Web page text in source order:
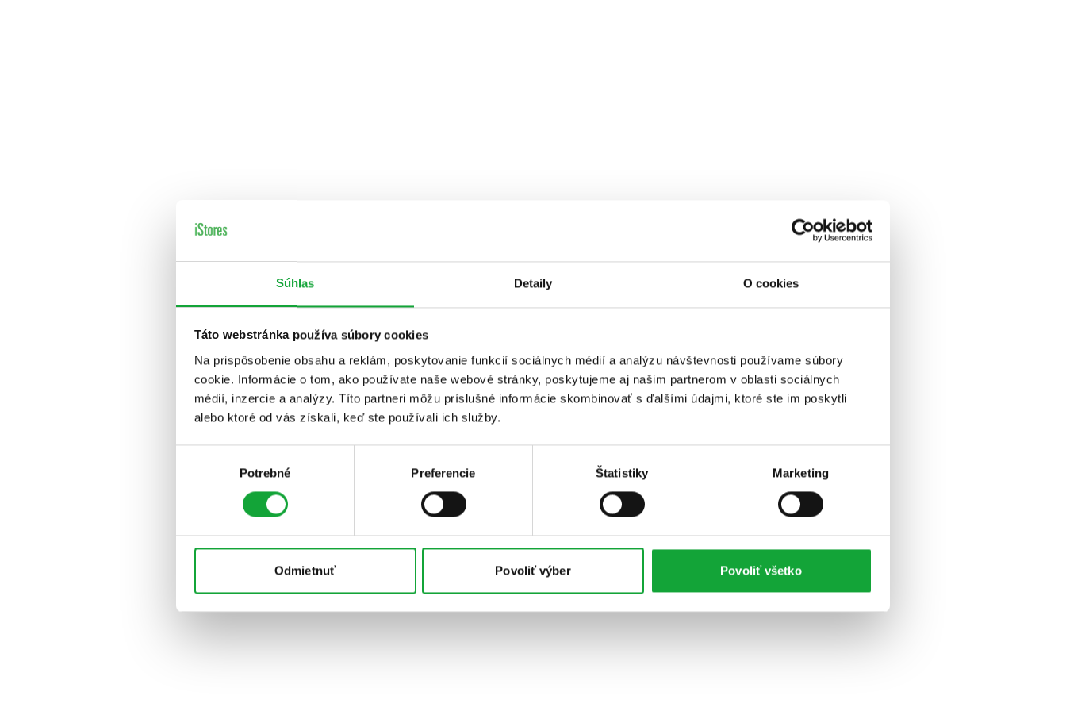
Súhlas Detaily O cookies
Táto webstránka používa súbory cookies
Na prispôsobenie obsahu a reklám, poskytovanie funkcií sociálnych médií a analýzu návštevnosti používame súbory
cookie. Informácie o tom, ako používate naše webové stránky, poskytujeme aj našim partnerom v oblasti sociálnych
médií, inzercie a analýzy. Títo partneri môžu príslušné informácie skombinovať s ďalšími údajmi, ktoré ste im poskytli
alebo ktoré od vás získali, keď ste používali ich služby.
Potrebné Preferencie Štatistiky Marketing
Odmietnuť Povoliť výber Povoliť všetko